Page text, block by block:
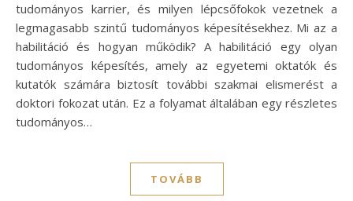
tudományos karrier, és milyen lépcsőfokok vezetnek a
legmagasabb szintű tudományos képesítésekhez. Mi az a
habilitáció és hogyan működik? A habilitáció egy olyan
tudományos képesítés, amely az egyetemi oktatók és
kutatók számára biztosít további szakmai elismerést a
doktori fokozat után. Ez a folyamat általában egy részletes
tudományos…
TOVÁBB